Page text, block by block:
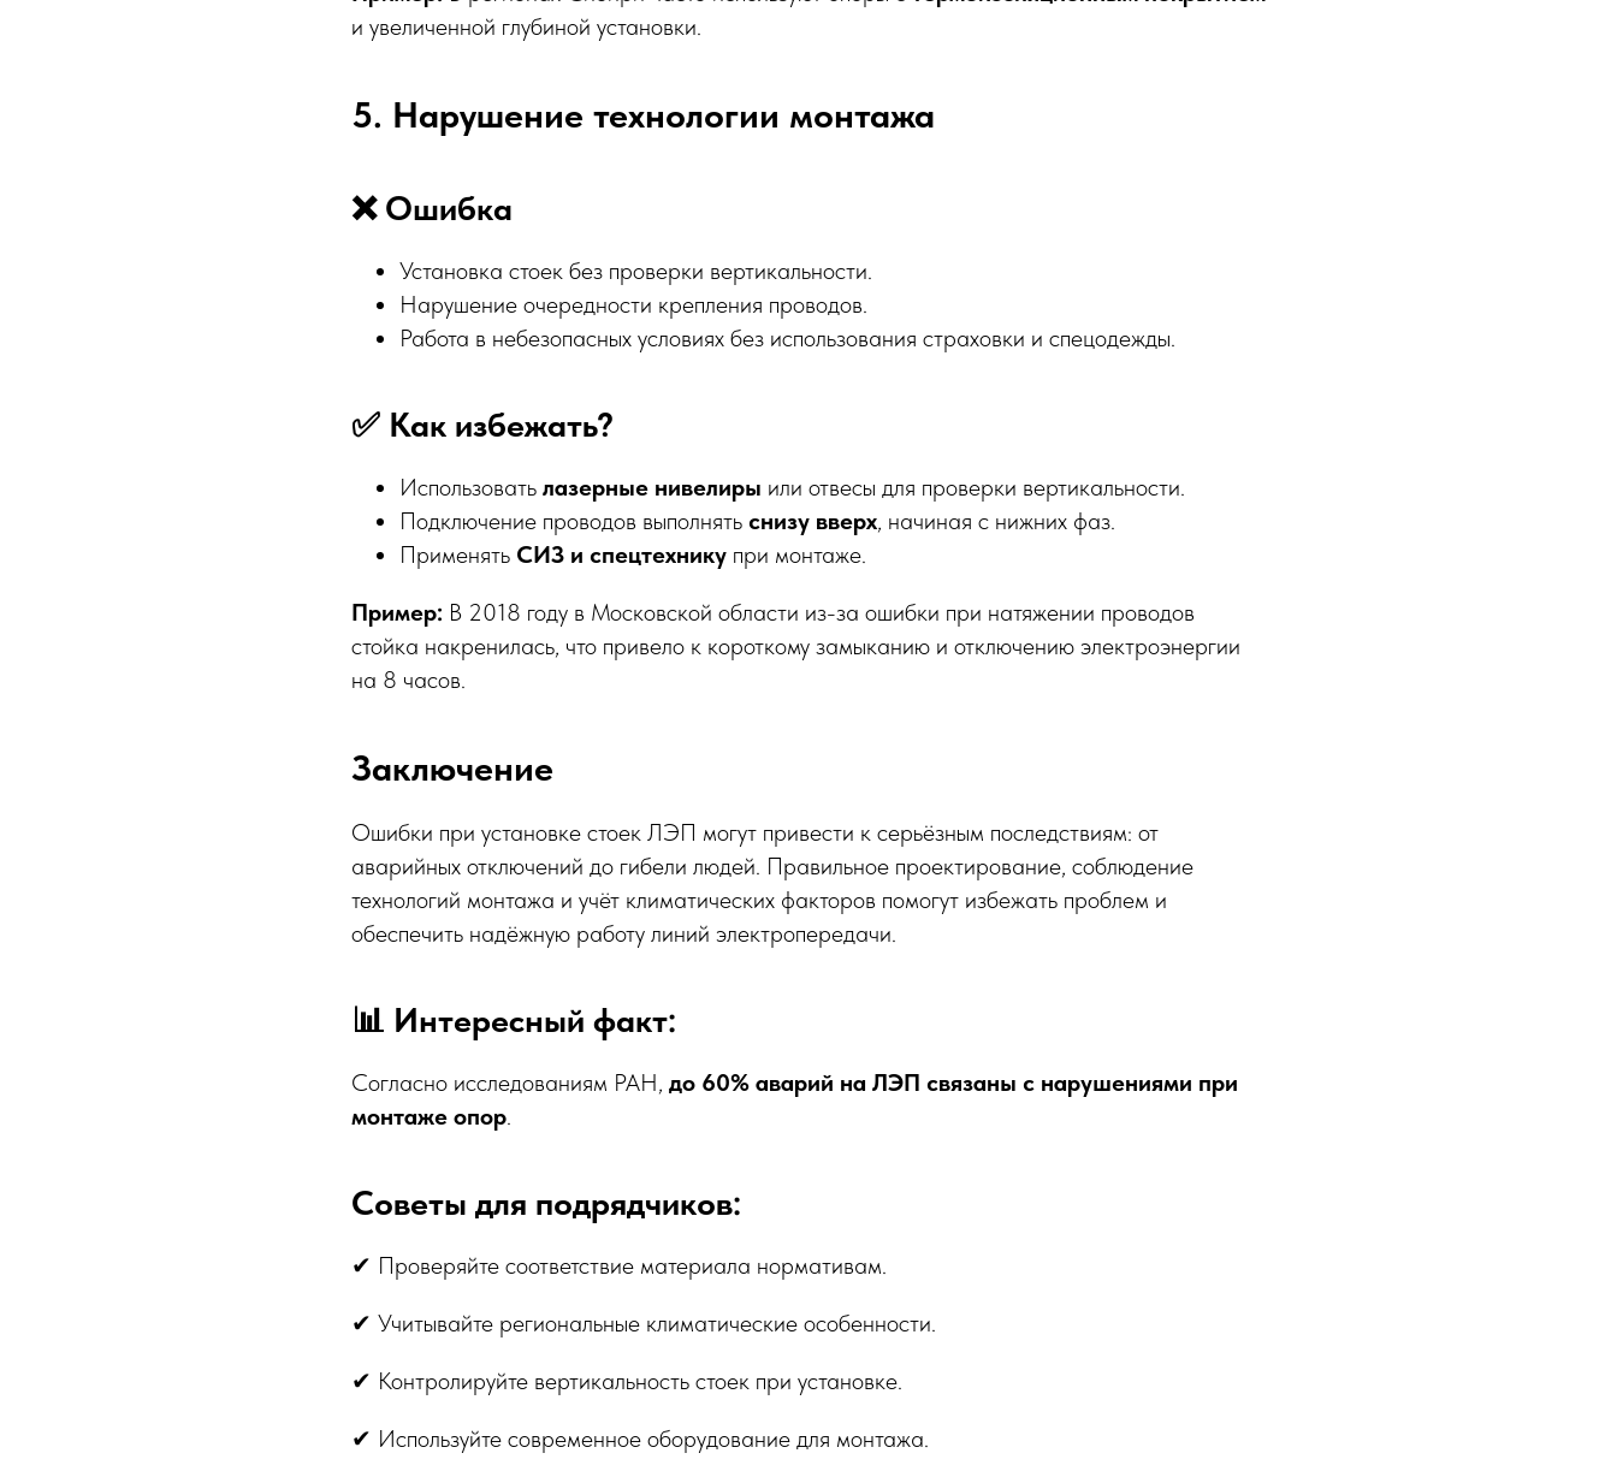
и увеличенной глубиной установки.
5. Нарушение технологии монтажа
❌ Ошибка
Установка стоек без проверки вертикальности.
Нарушение очередности крепления проводов.
Работа в небезопасных условиях без использования страховки и спецодежды.
✅ Как избежать?
Использовать лазерные нивелиры или отвесы для проверки вертикальности.
Подключение проводов выполнять снизу вверх, начиная с нижних фаз.
Применять СИЗ и спецтехнику при монтаже.
Пример: В 2018 году в Московской области из-за ошибки при натяжении проводов
стойка накренилась, что привело к короткому замыканию и отключению электроэнергии
на 8 часов.
Заключение
Ошибки при установке стоек ЛЭП могут привести к серьёзным последствиям: от
аварийных отключений до гибели людей. Правильное проектирование, соблюдение
технологий монтажа и учёт климатических факторов помогут избежать проблем и
обеспечить надёжную работу линий электропередачи.
📊 Интересный факт:
Согласно исследованиям РАН, до 60% аварий на ЛЭП связаны с нарушениями при
монтаже опор.
Советы для подрядчиков:
✔ Проверяйте соответствие материала нормативам.
✔ Учитывайте региональные климатические особенности.
✔ Контролируйте вертикальность стоек при установке.
✔ Используйте современное оборудование для монтажа.